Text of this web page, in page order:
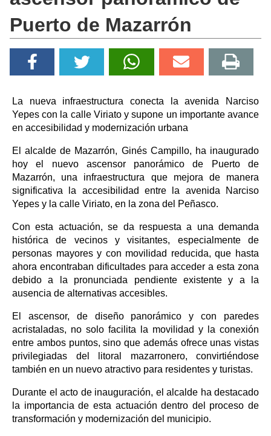
Puerto de Mazarrón
La nueva infraestructura conecta la avenida Narciso
Yepes con la calle Viriato y supone un importante avance
en accesibilidad y modernización urbana
El alcalde de Mazarrón, Ginés Campillo, ha inaugurado
hoy el nuevo ascensor panorámico de Puerto de
Mazarrón, una infraestructura que mejora de manera
significativa la accesibilidad entre la avenida Narciso
Yepes y la calle Viriato, en la zona del Peñasco.
Con esta actuación, se da respuesta a una demanda
histórica de vecinos y visitantes, especialmente de
personas mayores y con movilidad reducida, que hasta
ahora encontraban dificultades para acceder a esta zona
debido a la pronunciada pendiente existente y a la
ausencia de alternativas accesibles.
El ascensor, de diseño panorámico y con paredes
acristaladas, no solo facilita la movilidad y la conexión
entre ambos puntos, sino que además ofrece unas vistas
privilegiadas del litoral mazarronero, convirtiéndose
también en un nuevo atractivo para residentes y turistas.
Durante el acto de inauguración, el alcalde ha destacado
la importancia de esta actuación dentro del proceso de
transformación y modernización del municipio.